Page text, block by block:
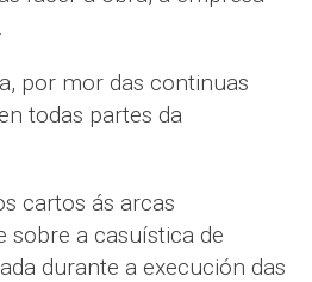
por mor das continuas
todas partes da
cartos ás arcas
sobre a casuística de
durante a execución das